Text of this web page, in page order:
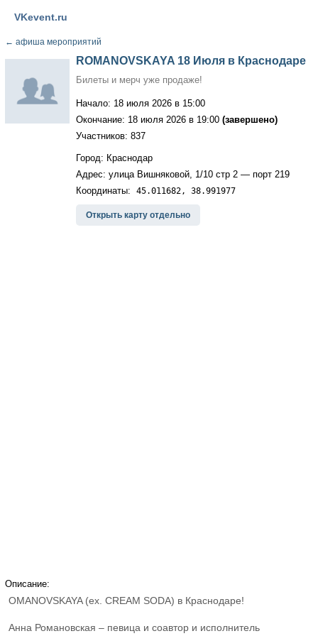
VKevent.ru
← афиша мероприятий
ROMANOVSKAYA 18 Июля в Краснодаре
Билеты и мерч уже продаже!
Начало: 18 июля 2026 в 15:00
Окончание: 18 июля 2026 в 19:00 (завершено)
Участников: 837
Город: Краснодар
Адрес: улица Вишняковой, 1/10 стр 2 — порт 219
Координаты: 45.011682, 38.991977
Открыть карту отдельно
Описание:
OMANOVSKAYA (ex. CREAM SODA) в Краснодаре!
Анна Романовская – певица и соавтор и исполнитель